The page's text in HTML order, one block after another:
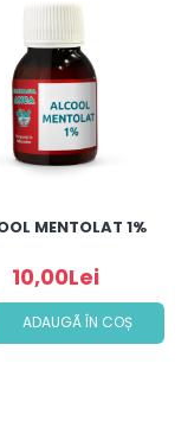
MENTOLAT 1%
10,00Lei
ADAUGÃ ÎN COȘ